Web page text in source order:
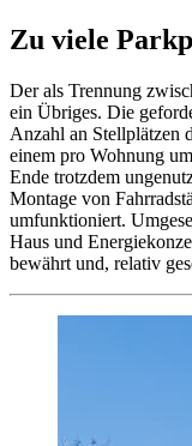
Zu viele
Der als Trennung
ein Übriges. Die
Anzahl an Stellplätzen
einem pro Wohnung
Ende trotzdem
Montage von
umfunktioniert.
Haus und
bewährt und, relativ